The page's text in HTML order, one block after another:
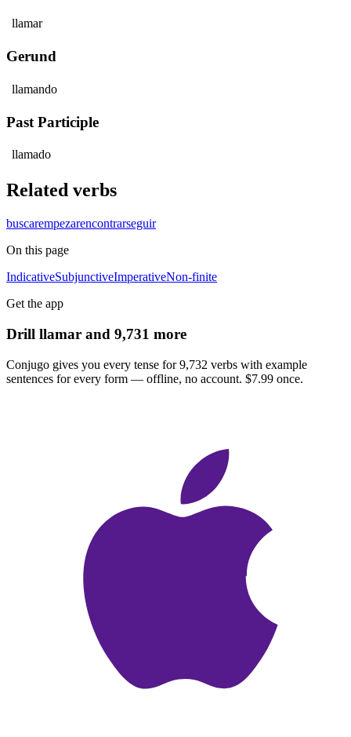
llamar
Gerund
llamando
Past Participle
llamado
Related verbs
buscarempezarencontrarseguir
On this page
IndicativeSubjunctiveImperativeNon-finite
Get the app
Drill llamar and 9,731 more
Conjugo gives you every tense for 9,732 verbs with example
sentences for every form — offline, no account. $7.99 once.